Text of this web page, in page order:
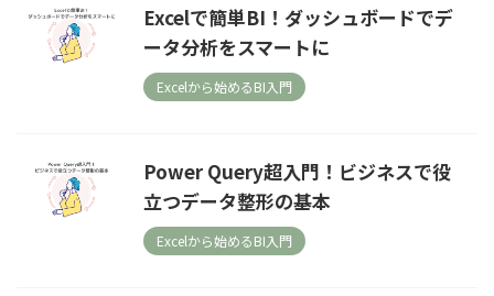
Excelで簡単BI！ダッシュボードでデ
ータ分析をスマートに
Excelから始めるBI入門
Power Query超入門！ビジネスで役
立つデータ整形の基本
Excelから始めるBI入門